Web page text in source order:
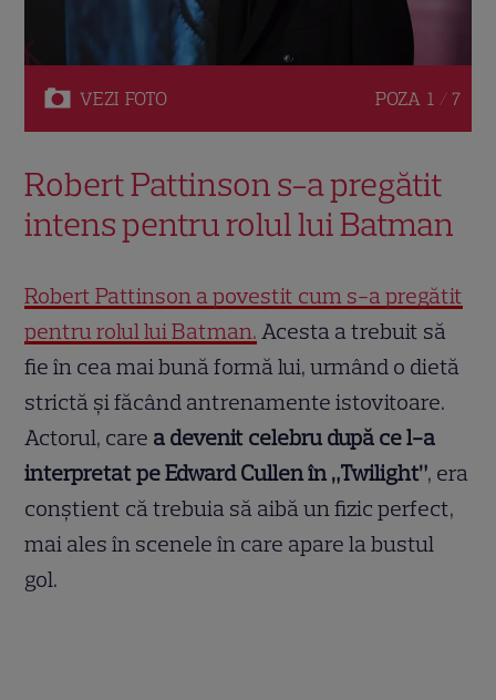
VEZI FOTO POZA 1 / 7
Robert Pattinson s-a pregătit
intens pentru rolul lui Batman
Robert Pattinson a povestit cum s-a pregătit
pentru rolul lui Batman. Acesta a trebuit să
fie în cea mai bună formă lui, urmând o dietă
strictă și făcând antrenamente istovitoare.
Actorul, care a devenit celebru după ce l-a
interpretat pe Edward Cullen în „Twilight”, era
conștient că trebuia să aibă un fizic perfect,
mai ales în scenele în care apare la bustul
gol.